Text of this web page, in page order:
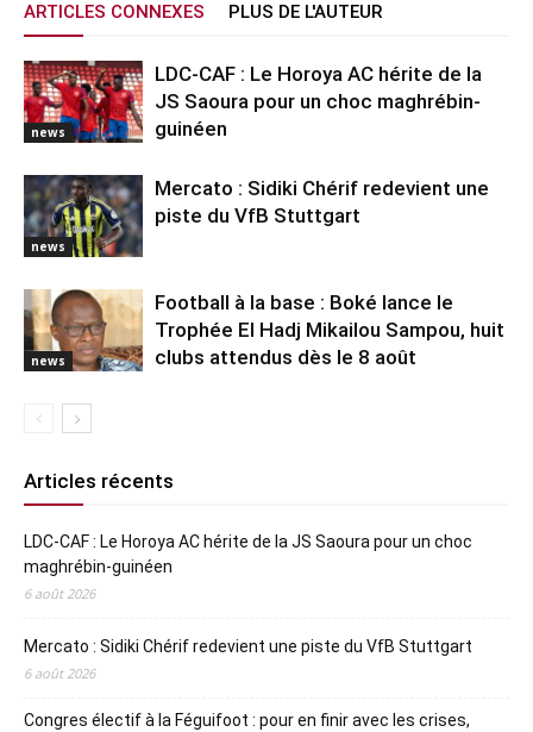
ARTICLES CONNEXES PLUS DE L'AUTEUR
news
LDC-CAF : Le Horoya AC hérite de la
JS Saoura pour un choc maghrébin-
guinéen
news
Mercato : Sidiki Chérif redevient une
piste du VfB Stuttgart
news
Football à la base : Boké lance le
Trophée El Hadj Mikailou Sampou, huit
clubs attendus dès le 8 août
Articles récents
LDC-CAF : Le Horoya AC hérite de la JS Saoura pour un choc
maghrébin-guinéen
6 août 2026
Mercato : Sidiki Chérif redevient une piste du VfB Stuttgart
6 août 2026
Congres électif à la Féguifoot : pour en finir avec les crises,